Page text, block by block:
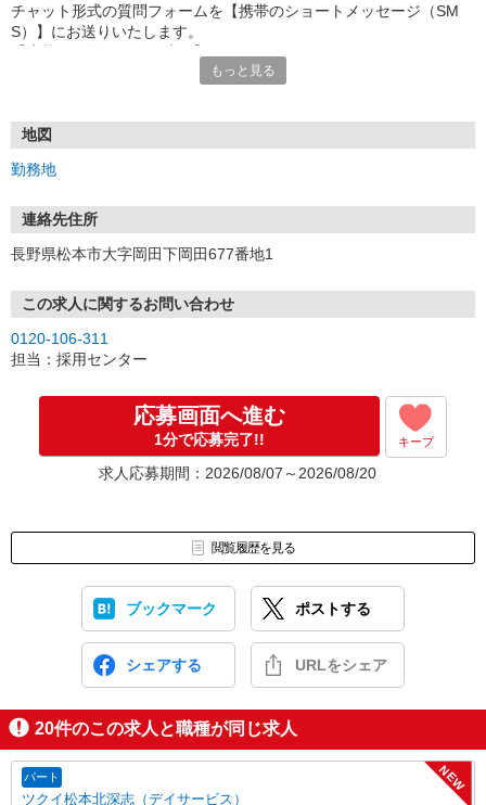
チャット形式の質問フォームを【携帯のショートメッセージ（SM
S）】にお送りいたします。
1.応募…Webもしくはお電話より応募ください。
※実技試験はドライバーの職種のみとなります。
もっと見る
地図
勤務地
連絡先住所
長野県松本市大字岡田下岡田677番地1
この求人に関するお問い合わせ
0120-106-311
担当：採用センター
応募画面へ進む
1分で応募完了!! キープ
求人応募期間：2026/08/07～2026/08/20
閲覧履歴を見る
ブックマーク ポストする
シェアする URLをシェア
20件のこの求人と職種が同じ求人
パート
ツクイ松本北深志（デイサービス）
NEW